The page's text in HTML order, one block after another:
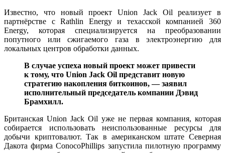
Известно, что новый проект Union Jack Oil реализует в
партнёрстве с Rathlin Energy и техасской компанией 360
Energy, которая специализируется на преобразовании
попутного или сжигаемого газа в электроэнергию для
локальных центров обработки данных.
В случае успеха новый проект может привести
к тому, что Union Jack Oil представит новую
стратегию накопления биткоинов, — заявил
исполнительный председатель компании Дэвид
Брамхилл.
Британская Union Jack Oil уже не первая компания, которая
собирается использовать неиспользованные ресурсы для
добычи криптовалют. Так в американском штате Северная
Дакота фирма ConocoPhillips запустила пилотную программу